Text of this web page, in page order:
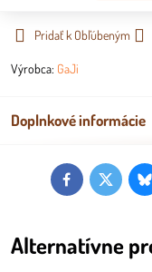
Pridať k Obľúbeným
Výrobca: GaJi
Doplnkové informácie
FacebookTwitter
Alternatívne